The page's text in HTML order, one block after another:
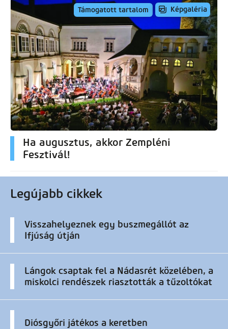
Támogatott tartalom Képgaléria
Ha augusztus, akkor Zempléni
Fesztivál!
Legújabb cikkek
Visszahelyeznek egy buszmegállót az
Ifjúság útján
Lángok csaptak fel a Nádasrét közelében, a
miskolci rendészek riasztották a tűzoltókat
Diósgyőri játékos a keretben